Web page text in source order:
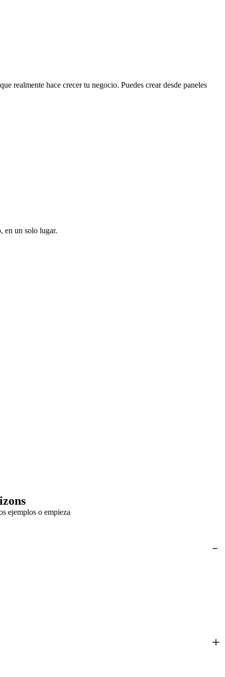
realmente hace crecer tu negocio. Puedes crear desde paneles
en un solo lugar.
ejemplos o empieza